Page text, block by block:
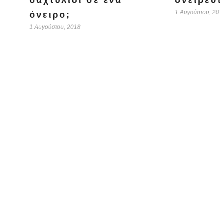
όνειρο;
1 Αυγούστου, 2018
1 Αυγούστου,